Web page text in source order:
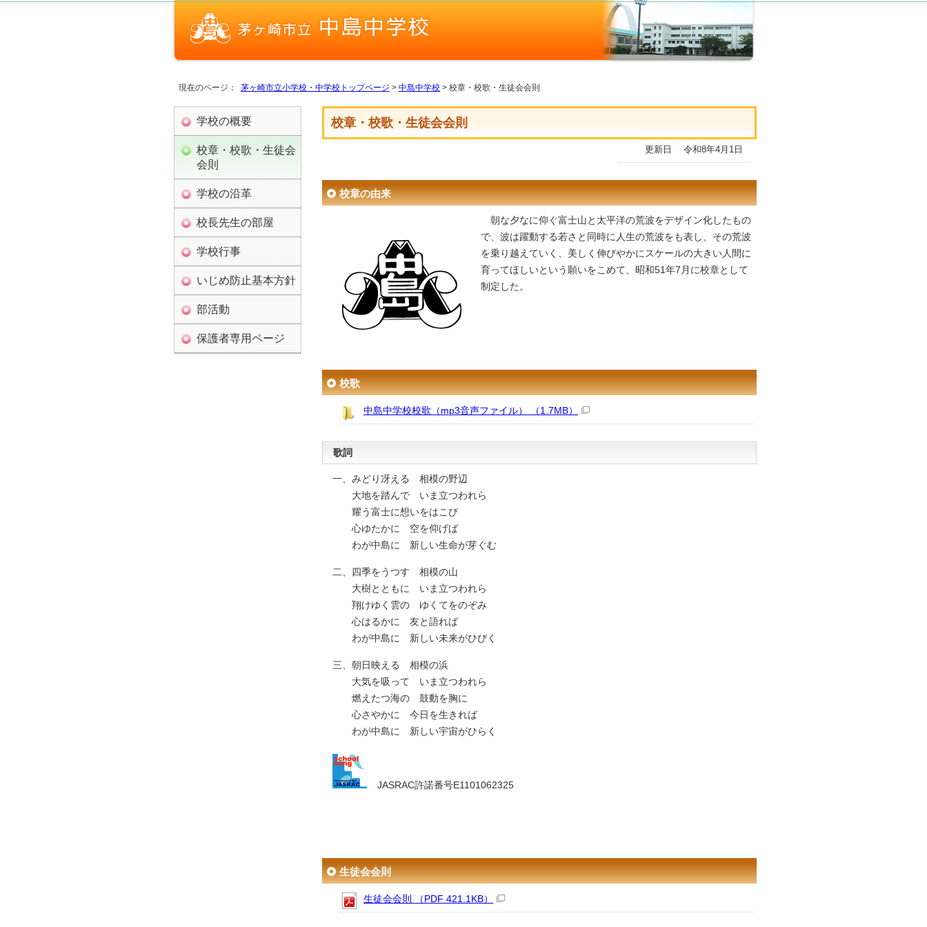
現在のページ： 茅ヶ崎市立小学校・中学校トップページ > 中島中学校 > 校章・校歌・生徒会会則
校章・校歌・生徒会会則
更新日 令和8年4月1日
校章の由来
朝な夕なに仰ぐ富士山と太平洋の荒波をデザイン化したもの
で、波は躍動する若さと同時に人生の荒波をも表し、その荒波
を乗り越えていく、美しく伸びやかにスケールの大きい人間に
育ってほしいという願いをこめて、昭和51年7月に校章として
制定した。
校歌
中島中学校校歌（mp3音声ファイル） （1.7MB）
歌詞
一、みどり冴える 相模の野辺
大地を踏んで いま立つわれら
耀う富士に想いをはこび
心ゆたかに 空を仰げば
わが中島に 新しい生命が芽ぐむ
二、四季をうつす 相模の山
大樹とともに いま立つわれら
翔けゆく雲の ゆくてをのぞみ
心はるかに 友と語れば
わが中島に 新しい未来がひびく
三、朝日映える 相模の浜
大気を吸って いま立つわれら
燃えたつ海の 鼓動を胸に
心さやかに 今日を生きれば
わが中島に 新しい宇宙がひらく
JASRAC許諾番号E1101062325
生徒会会則
生徒会会則 （PDF 421.1KB）
学校の概要
校章・校歌・生徒会
会則
学校の沿革
校長先生の部屋
学校行事
いじめ防止基本方針
部活動
保護者専用ページ